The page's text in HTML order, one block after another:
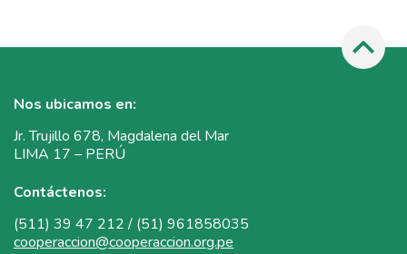
Nos ubicamos en:
Jr. Trujillo 678, Magdalena del Mar
LIMA 17 – PERÚ
Contáctenos:
(511) 39 47 212 / (51) 961858035
cooperaccion@cooperaccion.org.pe